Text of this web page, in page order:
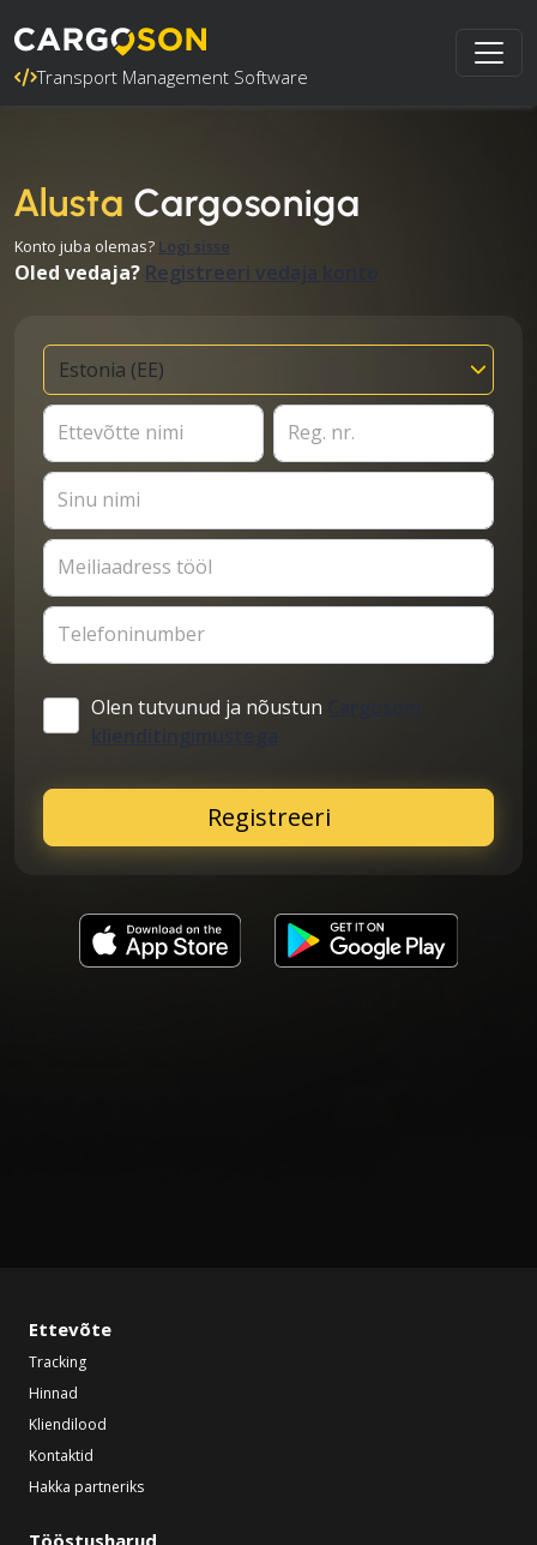
Transport Management Software
Alusta Cargosoniga
Konto juba olemas? Logi sisse
Oled vedaja? Registreeri vedaja konto
Ettevõtte nimi Reg. nr.
Sinu nimi
Meiliaadress tööl
Telefoninumber
Olen tutvunud ja nõustun
Registreeri
Ettevõte
Tracking
Hinnad
Kliendilood
Kontaktid
Hakka partneriks
Tööstusharud